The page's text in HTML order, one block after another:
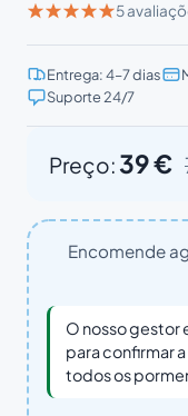
5
Entrega: 4–7 dias
Suporte 24/7
Preço:39 €
Encomende
O nosso gestor
para confirmar
todos os